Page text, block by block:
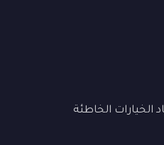
الخاطئة